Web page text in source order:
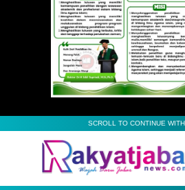
SCROLL TO CONTINUE